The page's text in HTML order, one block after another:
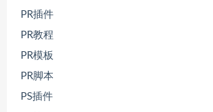
PR插件
PR教程
PR模板
PR脚本
PS插件